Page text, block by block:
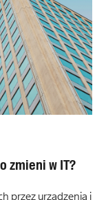
zmieni w IT?
przez urządzenia i